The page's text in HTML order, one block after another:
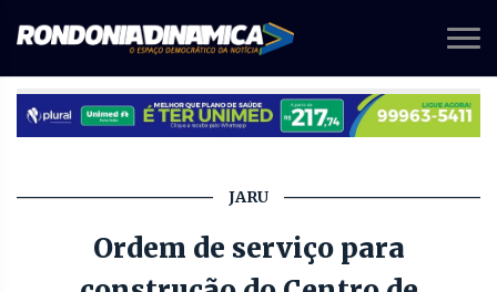
JARU
Ordem de serviço para